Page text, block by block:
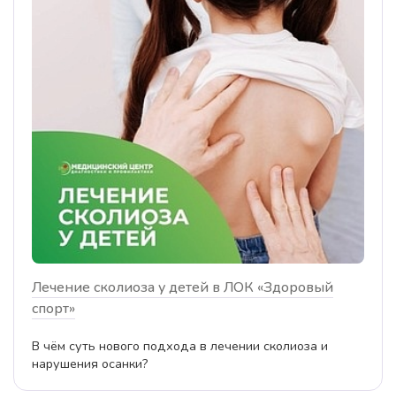
Лечение сколиоза у детей в ЛОК «Здоровый
спорт»
В чём суть нового подхода в лечении сколиоза и
нарушения осанки?